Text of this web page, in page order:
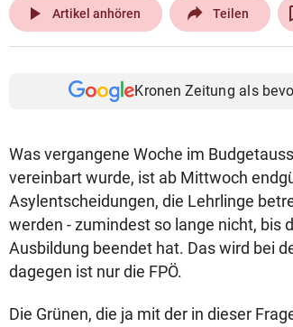
play_arrow Artikel anhören Teilen
Kronen Zeitung als
Was vergangene Woche im
vereinbart wurde, ist ab Mittwoch
Asylentscheidungen, die Lehrlinge
werden - zumindest so lange nicht, bis
Ausbildung beendet hat. Das wird bei
dagegen ist nur die FPÖ.
Die Grünen, die ja mit der in dieser